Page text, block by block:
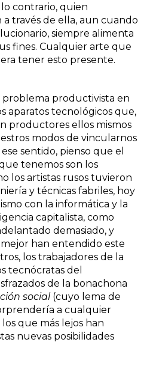
lo contrario, quien
través de ella, aun cuando
siempre alimenta
fines. Cualquier arte que
tener esto presente.
problema productivista en
aparatos tecnológicos que,
productores ellos mismos
modos de vincularnos
sentido, pienso que el
tenemos son los
los artistas rusos tuvieron
y técnicas fabriles, hoy
con la informática y la
capitalista, como
demasiado, y
han entendido este
los trabajadores de la
tecnócratas del
de la bonachona
social(cuyo lema de
a cualquier
que más lejos han
nuevas posibilidades